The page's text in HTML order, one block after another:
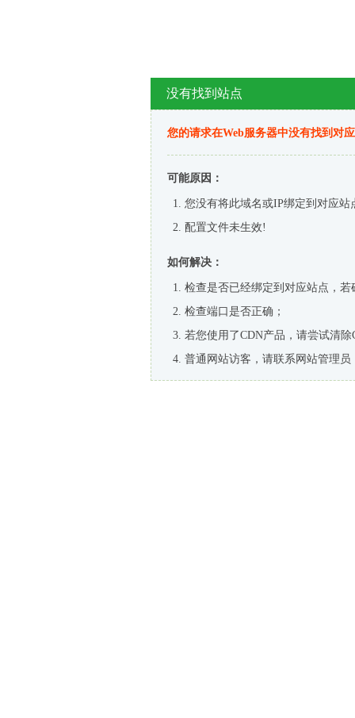
没有找到站点
您的请求在Web服务器中没有找到对
可能原因：
您没有将此域名或IP绑定到对应站
配置文件未生效!
如何解决：
检查是否已经绑定到对应站点，
检查端口是否正确；
若您使用了CDN产品，请尝试清除
普通网站访客，请联系网站管理员